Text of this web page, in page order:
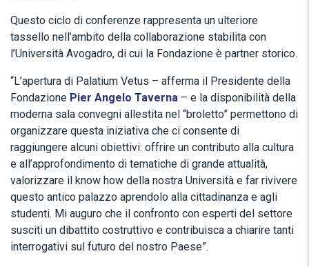
Questo ciclo di conferenze rappresenta un ulteriore
tassello nell’ambito della collaborazione stabilita con
l’Università Avogadro, di cui la Fondazione è partner storico.
“L’apertura di Palatium Vetus – afferma il Presidente della
Fondazione Pier Angelo Taverna – e la disponibilità della
moderna sala convegni allestita nel “broletto” permettono di
organizzare questa iniziativa che ci consente di
raggiungere alcuni obiettivi: offrire un contributo alla cultura
e all’approfondimento di tematiche di grande attualità,
valorizzare il know how della nostra Università e far rivivere
questo antico palazzo aprendolo alla cittadinanza e agli
studenti. Mi auguro che il confronto con esperti del settore
susciti un dibattito costruttivo e contribuisca a chiarire tanti
interrogativi sul futuro del nostro Paese”.